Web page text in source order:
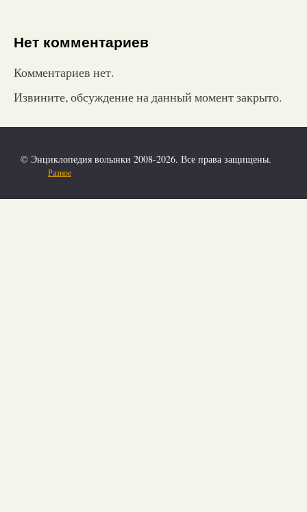
Нет комментариев
Комментариев нет.
Извините, обсуждение на данный момент закрыто.
© Энциклопедия волынки 2008-2026. Все права защищены.
Разное